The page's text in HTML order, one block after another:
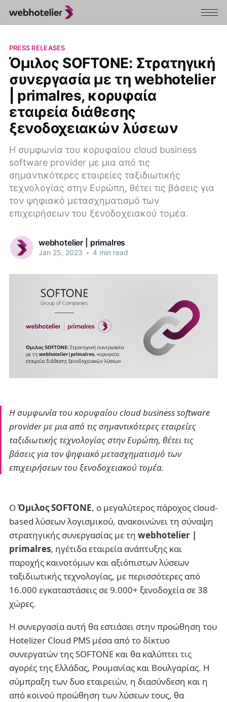
PRESS RELEASES
Όμιλος SOFTONE: Στρατηγική
συνεργασία με τη webhotelier
| primalres, κορυφαία
εταιρεία διάθεσης
ξενοδοχειακών λύσεων
H συμφωνία του κορυφαίου cloud business
software provider με μια από τις
σημαντικότερες εταιρείες ταξιδιωτικής
τεχνολογίας στην Ευρώπη, θέτει τις βάσεις για
τον ψηφιακό μετασχηματισμό των
επιχειρήσεων του ξενοδοχειακού τομέα.
webhotelier | primalres
Jan 25, 2023 • 4 min read
H συμφωνία του κορυφαίου cloud business software
provider με μια από τις σημαντικότερες εταιρείες
ταξιδιωτικής τεχνολογίας στην Ευρώπη, θέτει τις
βάσεις για τον ψηφιακό μετασχηματισμό των
επιχειρήσεων του ξενοδοχειακού τομέα.
ΟΌμιλος SOFTONE, ο μεγαλύτερος πάροχος cloud-
based λύσεων λογισμικού, ανακοινώνει τη σύναψη
στρατηγικής συνεργασίας με τη webhotelier |
primalres, ηγέτιδα εταιρεία ανάπτυξης και
παροχής καινοτόμων και αξιόπιστων λύσεων
ταξιδιωτικής τεχνολογίας, με περισσότερες από
16.000 εγκαταστάσεις σε 9.000+ ξενοδοχεία σε 38
χώρες.
Η συνεργασία αυτή θα εστιάσει στην προώθηση του
Hotelizer Cloud PMS μέσα από το δίκτυο
συνεργατών της SOFTONE και θα καλύπτει τις
αγορές της Ελλάδας, Ρουμανίας και Βουλγαρίας. Η
σύμπραξη των δυο εταιρειών, η διασύνδεση και η
από κοινού προώθηση των λύσεων τους, θα